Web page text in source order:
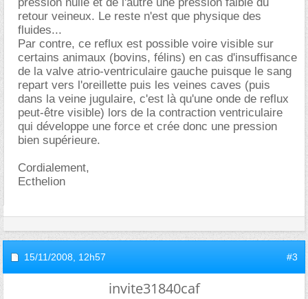
retour veineux. Le reste n'est que physique des
fluides...
Par contre, ce reflux est possible voire visible sur
certains animaux (bovins, félins) en cas d'insuffisance
de la valve atrio-ventriculaire gauche puisque le sang
repart vers l'oreillette puis les veines caves (puis
dans la veine jugulaire, c'est là qu'une onde de reflux
peut-être visible) lors de la contraction ventriculaire
qui développe une force et crée donc une pression
bien supérieure.
Cordialement,
Ecthelion
15/11/2008, 12h57 #3
invite31840caf